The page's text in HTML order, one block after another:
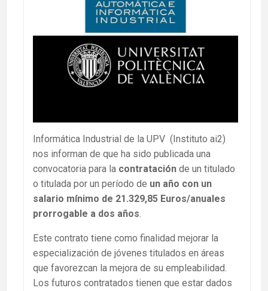
Informática Industrial de la UPV (Instituto ai2)
nos informan de que ha sido publicada una
convocatoria para la contratación de un titulado
o titulada por un período de un año con un
salario mínimo de 21.329,85 Euros/anuales
prorrogable a dos años.
Este contrato tiene como finalidad mejorar la
especialización de jóvenes titulados en áreas
que favorezcan la mejora de su empleabilidad.
Los futuros contratados tienen que estar dados